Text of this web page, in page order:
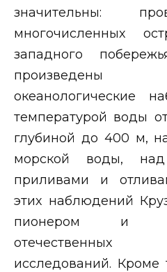
значительны:
многочисленных
западного
океанологические
температурой воды
глубиной до 400 м,
морской воды,
приливами и
этих наблюдений
пионером и
отечественных
исследований. Кроме